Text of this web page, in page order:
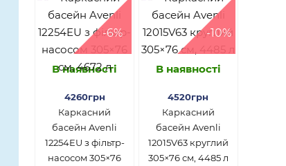
-6%
В наявності
4260грн
Каркасний
басейн Avenli
12254EU з фільтр-
насосом 305×76
-10%
В наявності
4520грн
Каркасний
басейн Avenli
12015V63 круглий
305×76 см, 4485 л